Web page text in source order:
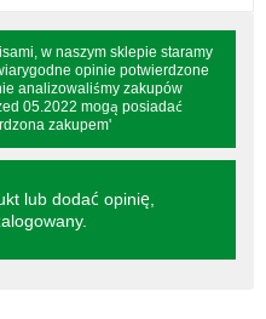
w naszym sklepie staramy
opinie potwierdzone
analizowaliśmy zakupów
05.2022 mogą posiadać
zakupem'
lub dodać opinię,
.